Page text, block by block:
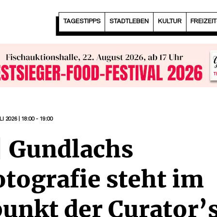
TAGESTIPPS STADTLEBEN KULTUR
2026 | 18:00 - 19:00
Gundlachs
steht im
der